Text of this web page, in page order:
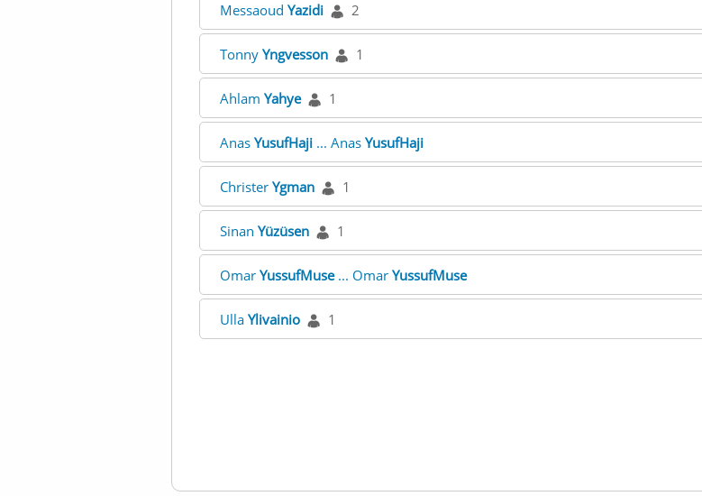
Messaoud Yazidi 2
Tonny Yngvesson 1
Ahlam Yahye 1
Anas YusufHaji... Anas YusufHaji
Christer Ygman 1
Sinan Yüzüsen 1
Omar YussufMuse... Omar YussufMuse
Ulla Ylivainio 1